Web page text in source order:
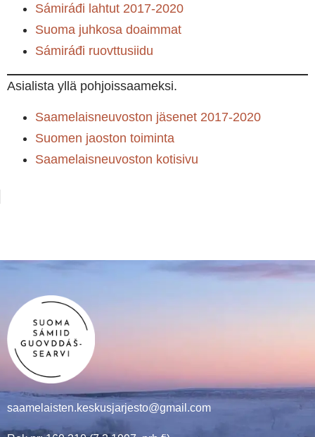
Sámiráđi lahtut 2017-2020
Suoma juhkosa doaimmat
Sámiráđi ruovttusiidu
Asialista yllä pohjoissaameksi.
Saamelaisneuvoston jäsenet 2017-2020
Suomen jaoston toiminta
Saamelaisneuvoston kotisivu
saamelaisten.keskusjarjesto@gmail.com